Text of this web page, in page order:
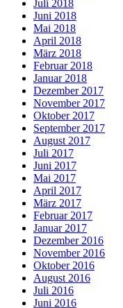
Juli 2018
Juni 2018
Mai 2018
April 2018
März 2018
Februar 2018
Januar 2018
Dezember 2017
November 2017
Oktober 2017
September 2017
August 2017
Juli 2017
Juni 2017
Mai 2017
April 2017
März 2017
Februar 2017
Januar 2017
Dezember 2016
November 2016
Oktober 2016
August 2016
Juli 2016
Juni 2016